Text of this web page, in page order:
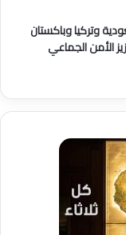
وتركيا وباكستان
الأمن الجماعي